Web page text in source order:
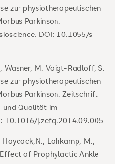
zur physiotherapeutischen
Parkinson.
DOI: 10.1055/s-
Wasner, M. Voigt-Radloff, S.
zur physiotherapeutischen
Parkinson. Zeitschrift
und Qualität im
10.1016/j.zefq.2014.09.005
Lohkamp, M.,
of Prophylactic Ankle